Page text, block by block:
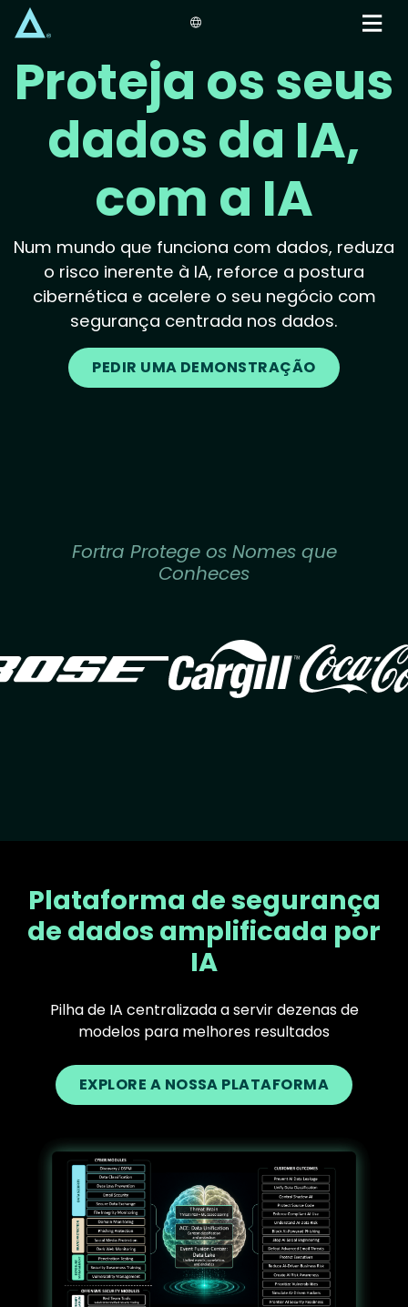
content
Proteja os seus
dados da IA,
com a IA
Num mundo que funciona com dados, reduza
o risco inerente à IA, reforce a postura
cibernética e acelere o seu negócio com
segurança centrada nos dados.
PEDIR UMA DEMONSTRAÇÃO
Fortra Protege os Nomes que
Conheces
Image
Plataforma de segurança
de dados amplificada por
IA
Pilha de IA centralizada a servir dezenas de
modelos para melhores resultados
EXPLORE A NOSSA PLATAFORMA